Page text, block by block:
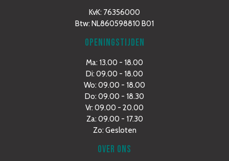
KvK: 76356000
Btw: NL860598810 B01
OPENINGSTIJDEN
Ma: 13.00 - 18.00
Di: 09.00 - 18.00
Wo: 09.00 - 18.00
Do: 09.00 - 18.30
Vr: 09.00 - 20.00
Za: 09.00 - 17.30
Zo: Gesloten
OVER ONS